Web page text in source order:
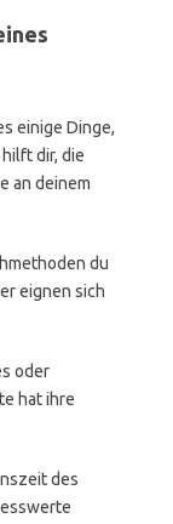
einige Dinge,
dir, die
an deinem
du
eignen sich
oder
hat ihre
des